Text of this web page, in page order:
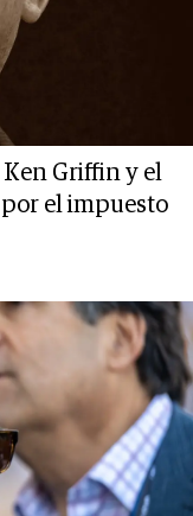
Griffin y el
el impuesto